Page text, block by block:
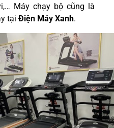
Máy chạy bộ cũng là
tại Điện Máy Xanh.